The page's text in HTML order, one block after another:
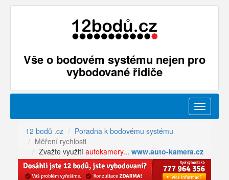
Vše o bodovém systému nejen pro
vybodované řidiče
Menu
12 bodů .cz
Poradna k bodovému systému
Měření rychlosti
Zvažte využití autokamery... www.auto-kamera.cz